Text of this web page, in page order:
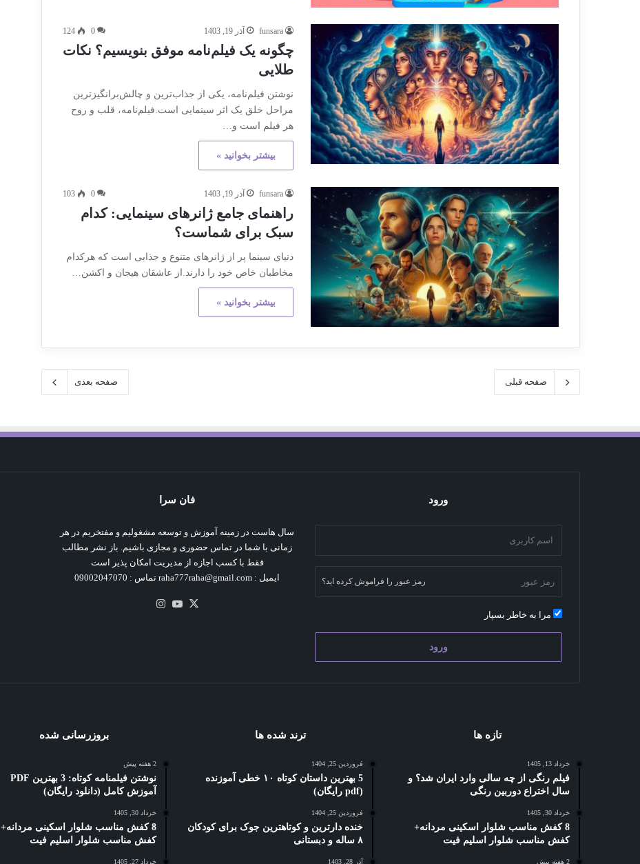
funsara آذر 19, 1403 0
124
چگونه یک فیلم‌نامه موفق بنویسیم؟ نکات
طلایی
نوشتن فیلم‌نامه، یکی از جذاب‌ترین و چالش‌برانگیزترین
مراحل خلق یک اثر سینمایی است.فیلم‌نامه، قلب و روح
هر فیلم است و…
بیشتر بخوانید »
funsara آذر 19, 1403 0
103
راهنمای جامع ژانرهای سینمایی: کدام
سبک برای شماست؟
دنیای سینما پر از ژانرهای متنوع و جذابی است که هرکدام
مخاطبان خاص خود را دارند.از عاشقان هیجان و اکشن…
بیشتر بخوانید »
صفحه قبلی صفحه بعدی
ورود
رمز عبور را فراموش کرده اید؟
مرا به خاطر بسپار
ورود
فان سرا
سال هاست در زمینه آموزش و توسعه مشغولیم و مفتخریم در هر
زمانی با شما در تماس حضوری و مجازی باشیم. باز نشر مطالب
فقط با کسب اجازه از مدیریت امکان پذیر است
ایمیل : raha777raha@gmail.com تماس : 09002047070
X یوتیوب
تازه ها
خرداد 13, 1405
فیلم رنگی از چه سالی وارد ایران شد؟ و
سال اختراع دوربین رنگی
خرداد 30, 1405
8 کفش مناسب شلوار اسکینی مردانه+
کفش مناسب شلوار اسلیم فیت
2 هفته پیش
ترند شده ها
فروردین 25, 1404
5 بهترین داستان کوتاه ۱۰ خطی آموزنده
(pdf رایگان)
فروردین 25, 1404
خنده دارترین و کوتاهترین جوک برای کودکان
۸ ساله و دبستانی
آذر 28, 1403
بروزرسانی شده
2 هفته پیش
نوشتن فیلمنامه کوتاه: 3 بهترین PDF
آموزش کامل (دانلود رایگان)
خرداد 30, 1405
8 کفش مناسب شلوار اسکینی مردانه+
کفش مناسب شلوار اسلیم فیت
خرداد 27, 1405